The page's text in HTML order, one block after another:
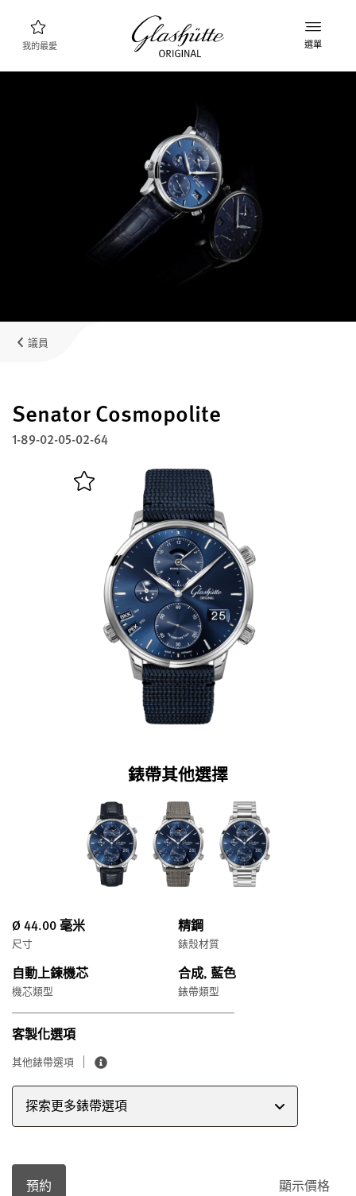
我的最愛 選單
格拉蘇蒂原創品牌
製錶廠，歷史與合作夥伴
MyAccount
服務
保固、維修以及修復工作室
聯絡方式
與我們取得聯繫
English Deutsch
關閉選單
議員
Senator Cosmopolite
1-89-02-05-02-64
錶帶其他選擇
Ø 44.00 毫米
尺寸
精鋼
錶殼材質
自動上鍊機芯
機芯類型
合成, 藍色
錶帶類型
客製化選項
其他錶帶選項
探索更多錶帶選項
預約 顯示價格